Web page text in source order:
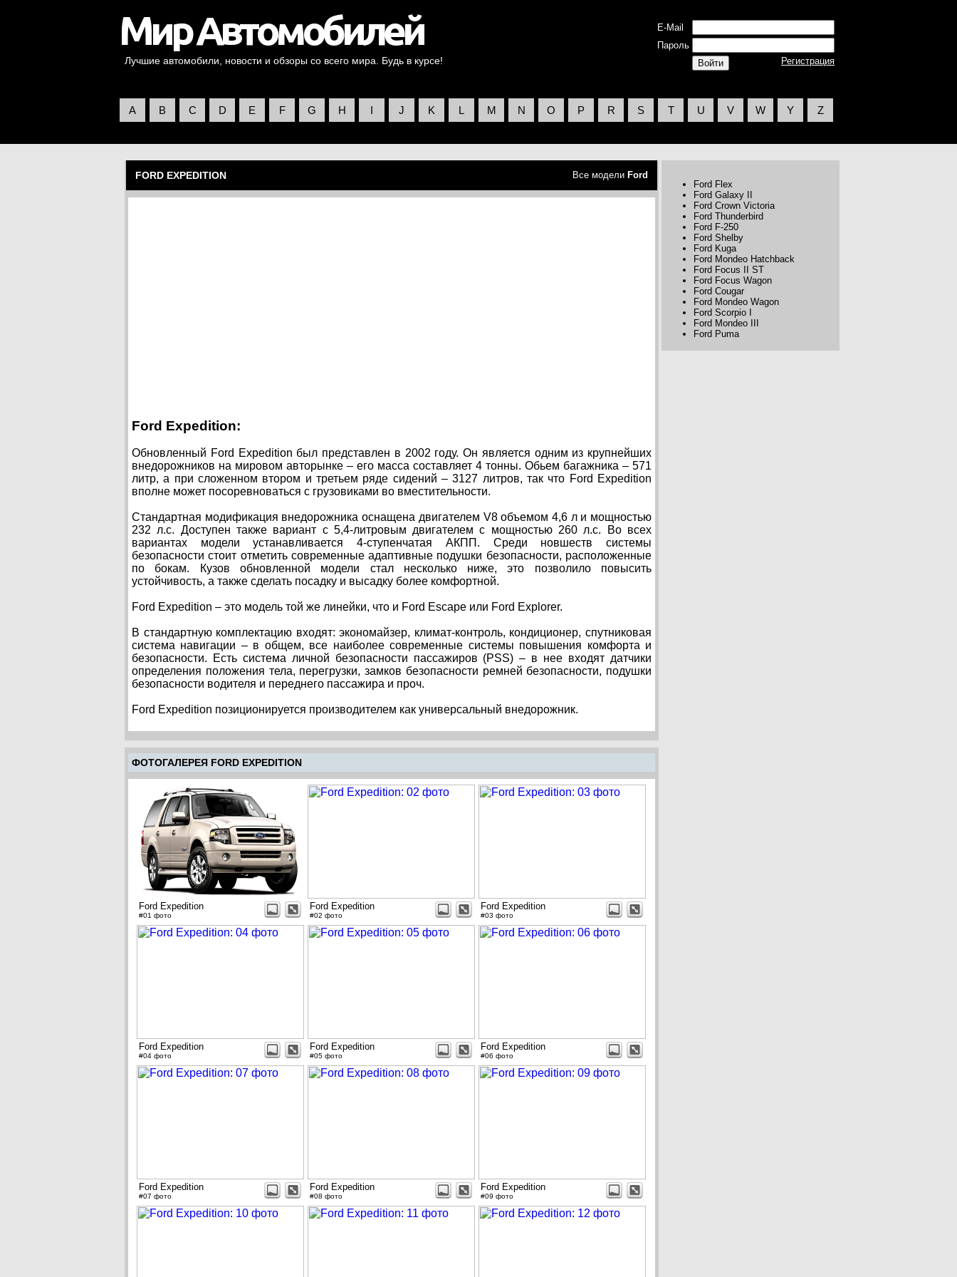
Лучшие автомобили, новости и обзоры со всего мира. Будь в курсе!
E-Mail
Пароль
Регистрация
A B C D E F G H I J K L M N O P R S T U V W Y Z
FORD EXPEDITION Все модели Ford
Ford Expedition:
Обновленный Ford Expedition был представлен в 2002 году. Он является одним из крупнейших
внедорожников на мировом авторынке – его масса составляет 4 тонны. Обьем багажника – 571
литр, а при сложенном втором и третьем ряде сидений – 3127 литров, так что Ford Expedition
вполне может посоревноваться с грузовиками во вместительности.
Стандартная модификация внедорожника оснащена двигателем V8 объемом 4,6 л и мощностью
232 л.с. Доступен также вариант с 5,4-литровым двигателем с мощностью 260 л.с. Во всех
вариантах модели устанавливается 4-ступенчатая АКПП. Среди новшеств системы
безопасности стоит отметить современные адаптивные подушки безопасности, расположенные
по бокам. Кузов обновленной модели стал несколько ниже, это позволило повысить
устойчивость, а также сделать посадку и высадку более комфортной.
Ford Expedition – это модель той же линейки, что и Ford Escape или Ford Explorer.
В стандартную комплектацию входят: экономайзер, климат-контроль, кондиционер, спутниковая
система навигации – в общем, все наиболее современные системы повышения комфорта и
безопасности. Есть система личной безопасности пассажиров (PSS) – в нее входят датчики
определения положения тела, перегрузки, замков безопасности ремней безопасности, подушки
безопасности водителя и переднего пассажира и проч.
Ford Expedition позиционируется производителем как универсальный внедорожник.
ФОТОГАЛЕРЕЯ FORD EXPEDITION
Ford Expedition
#01 фото
Ford Expedition
#02 фото
Ford Expedition
#03 фото
Ford Expedition
#04 фото
Ford Expedition
#05 фото
Ford Expedition
#06 фото
Ford Expedition
#07 фото
Ford Expedition
#08 фото
Ford Expedition
#09 фото
Ford Flex
Ford Galaxy II
Ford Crown Victoria
Ford Thunderbird
Ford F-250
Ford Shelby
Ford Kuga
Ford Mondeo Hatchback
Ford Focus II ST
Ford Focus Wagon
Ford Cougar
Ford Mondeo Wagon
Ford Scorpio I
Ford Mondeo III
Ford Puma